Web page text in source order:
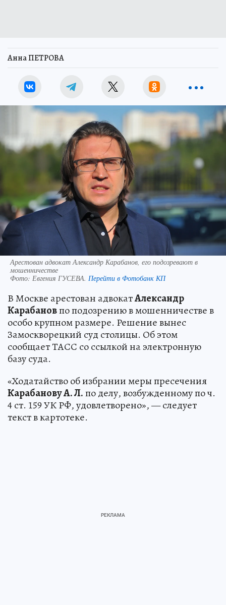
Анна ПЕТРОВА
Арестован адвокат Александр Карабанов, его подозревают в
мошенничестве
Фото: Евгения ГУСЕВА. Перейти в Фотобанк КП
В Москве арестован адвокатАлександр
Карабановпо подозрению в мошенничестве в
особо крупном размере. Решение вынес
Замоскворецкий суд столицы. Об этом
сообщает ТАСС со ссылкой на электронную
базу суда.
«Ходатайство об избрании меры пресечения
Карабанову А. Л.по делу, возбужденному по ч.
4 ст. 159 УК РФ, удовлетворено», — следует
текст в картотеке.